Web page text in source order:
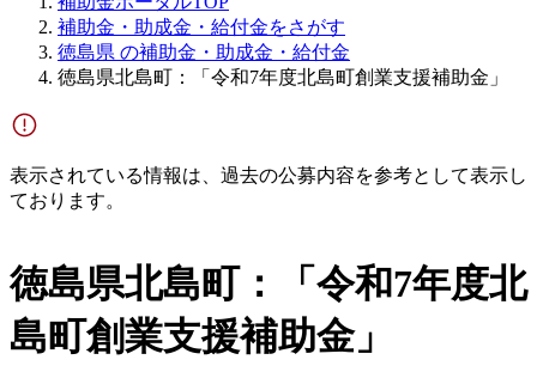
補助金・助成金・給付金をさがす
徳島県 の補助金・助成金・給付金
徳島県北島町：「令和7年度北島町創業支援補助金」
表示されている情報は、過去の公募内容を参考として表示し
ております。
徳島県北島町：「令和7年度北
島町創業支援補助金」